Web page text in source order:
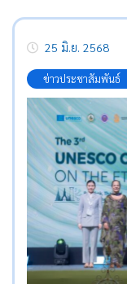
25 มิ.ย. 2568
ข่าวประชาสัมพันธ์